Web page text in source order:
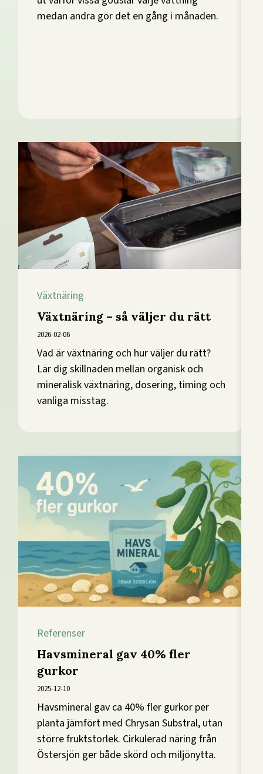
medan andra gör det en gång i månaden.
Växtnäring
Växtnäring – så väljer du rätt
2026-02-06
Vad är växtnäring och hur väljer du rätt?
Lär dig skillnaden mellan organisk och
mineralisk växtnäring, dosering, timing och
vanliga misstag.
Referenser
Havsmineral gav 40% fler
gurkor
2025-12-10
Havsmineral gav ca 40% fler gurkor per
planta jämfört med Chrysan Substral, utan
större fruktstorlek. Cirkulerad näring från
Östersjön ger både skörd och miljönytta.